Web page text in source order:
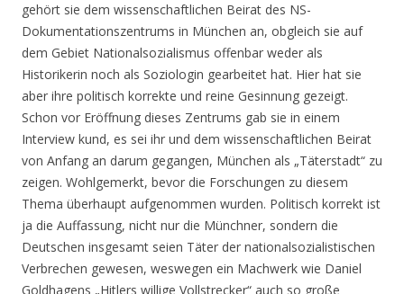
gehört sie dem wissenschaftlichen Beirat des NS-
Dokumentationszentrums in München an, obgleich sie auf
dem Gebiet Nationalsozialismus offenbar weder als
Historikerin noch als Soziologin gearbeitet hat. Hier hat sie
aber ihre politisch korrekte und reine Gesinnung gezeigt.
Schon vor Eröffnung dieses Zentrums gab sie in einem
Interview kund, es sei ihr und dem wissenschaftlichen Beirat
von Anfang an darum gegangen, München als „Täterstadt“ zu
zeigen. Wohlgemerkt, bevor die Forschungen zu diesem
Thema überhaupt aufgenommen wurden. Politisch korrekt ist
ja die Auffassung, nicht nur die Münchner, sondern die
Deutschen insgesamt seien Täter der nationalsozialistischen
Verbrechen gewesen, weswegen ein Machwerk wie Daniel
Goldhagens „Hitlers willige Vollstrecker“ auch so große